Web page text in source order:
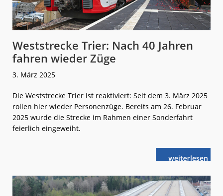
Weststrecke Trier: Nach 40 Jahren
fahren wieder Züge
3. März 2025
Die Weststrecke Trier ist reaktiviert: Seit dem 3. März 2025
rollen hier wieder Personenzüge. Bereits am 26. Februar
2025 wurde die Strecke im Rahmen einer Sonderfahrt
feierlich eingeweiht.
weiterlese
nWeststrecke
fahren
wieder
Züge